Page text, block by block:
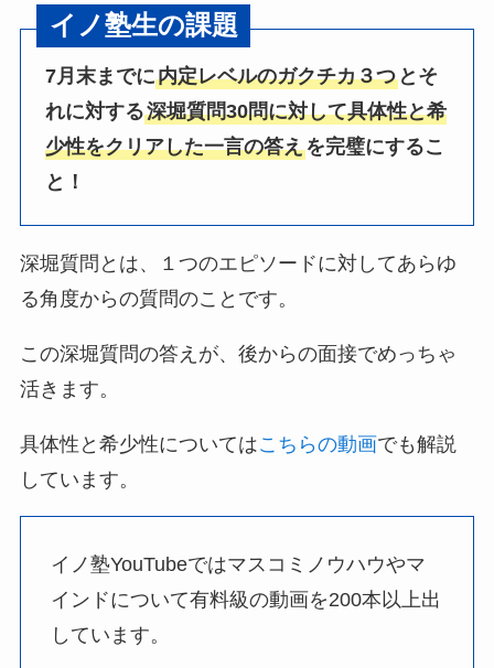
イノ塾生の課題
7月末までに内定レベルのガクチカ３つ とそ
れに対する深堀質問30問に対して具体性と希
少性をクリアした一言の答えを完璧にするこ
と！
深堀質問とは、１つのエピソードに対してあらゆ
る角度からの質問のことです。
この深堀質問の答えが、後からの面接でめっちゃ
活きます。
具体性と希少性についてはこちらの動画でも解説
しています。
イノ塾YouTubeではマスコミノウハウやマ
インドについて有料級の動画を200本以上出
しています。